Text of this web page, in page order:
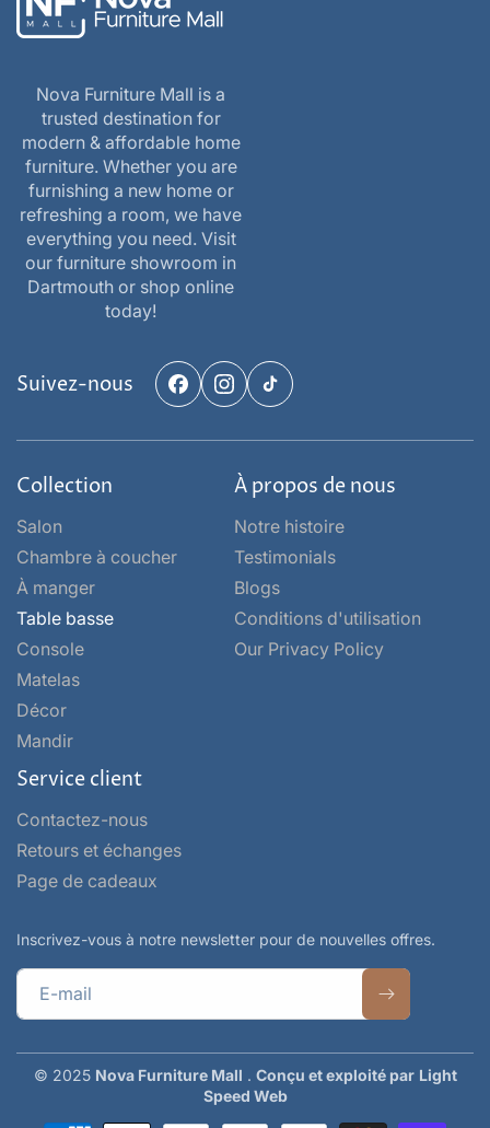
Nova Furniture Mall is a
trusted destination for
modern & affordable home
furniture. Whether you are
furnishing a new home or
refreshing a room, we have
everything you need. Visit
our furniture showroom in
Dartmouth or shop online
today!
Suivez-nous Facebook
Instagram
TikTok
Collection
Salon
Chambre à coucher
À manger
Table basse
Console
Matelas
Décor
Mandir
À propos de nous
Notre histoire
Testimonials
Blogs
Conditions d'utilisation
Our Privacy Policy
Service client
Contactez-nous
Retours et échanges
Page de cadeaux
Inscrivez-vous à notre newsletter pour de nouvelles offres.
E-mail
© 2025 Nova Furniture Mall . Conçu et exploité par Light
Speed Web
Moyens